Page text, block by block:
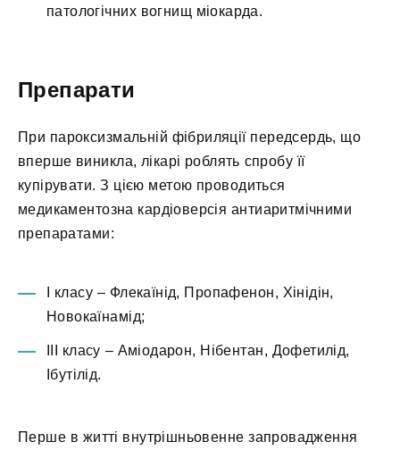
патологічних вогнищ міокарда.
Препарати
При пароксизмальній фібриляції передсердь, що
вперше виникла, лікарі роблять спробу її
купірувати. З цією метою проводиться
медикаментозна кардіоверсія антиаритмічними
препаратами:
І класу – Флекаїнід, Пропафенон, Хінідін,
Новокаїнамід;
ІІІ класу – Аміодарон, Нібентан, Дофетилід,
Ібутілід.
Перше в житті внутрішньовенне запровадження